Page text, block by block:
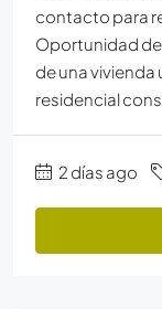
contacto para
Oportunidad
de una vivienda
residencial
2 días ago